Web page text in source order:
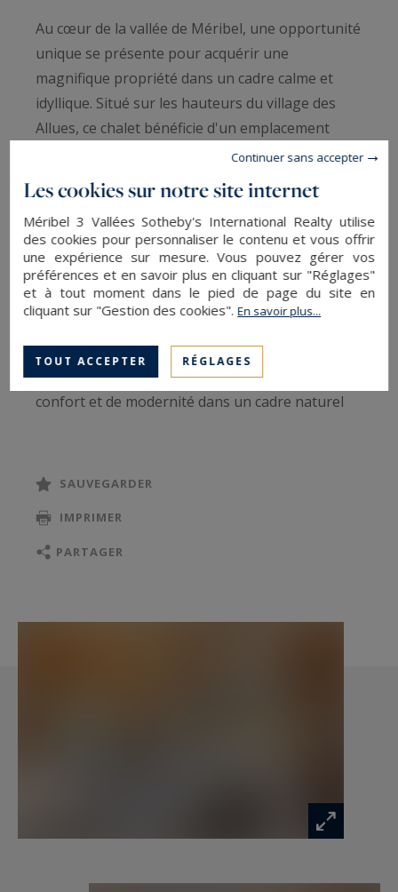
Au cœur de la vallée de Méribel, une opportunité
unique se présente pour acquérir une
magnifique propriété dans un cadre calme et
idyllique. Situé sur les hauteurs du village des
Allues, ce chalet bénéficie d'un emplacement
privilégié, en position dominante et plein Sud,
offrant un ensoleillement optimal toute l'année.
Les panoramas sur les massifs environnants
sont époustouflants.
Ce chalet de dernière génération combine
confort optimal et ambiance montagne
dispose d'un large espace de détente avec
piscine, jacuzzi et gym, créant un havre de
confort et de modernité dans un cadre naturel
intérieure selon les besoins, avec la possibilité
hammam. C'est un véritable coup de cœur pour
les amoureux de la montagne en toute saison, à
Agencement du Chalet
Appartement (séjour/cuisine, salle à manger,
chambre double avec salle de douche et WC)
SAUVEGARDER
IMPRIMER
PARTAGER
Les cookies sur notre site internet
Méribel 3 Vallées Sotheby's International Realty utilise
des cookies pour personnaliser le contenu et vous offrir
une expérience sur mesure. Vous pouvez gérer vos
préférences et en savoir plus en cliquant sur "Réglages"
et à tout moment dans le pied de page du site en
cliquant sur "Gestion des cookies".En savoir plus...
TOUT ACCEPTER RÉGLAGES
Continuer sans accepter